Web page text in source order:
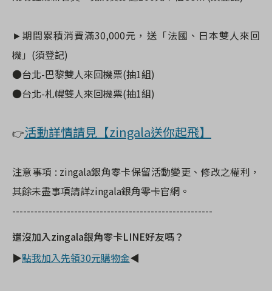
►期間累積消費滿30,000元，送「法國、日本雙人來回
機」(須登記)
●台北-巴黎雙人來回機票(抽1組)
●台北-札幌雙人來回機票(抽1組)
👉活動詳情請見【zingala送你起飛】
注意事項 : zingala銀角零卡保留活動變更、修改之權利，
其餘未盡事項請詳zingala銀角零卡官網。
-------------------------------------------------------
還沒加入zingala銀角零卡LINE好友嗎？
▶點我加入先領30元購物金◀